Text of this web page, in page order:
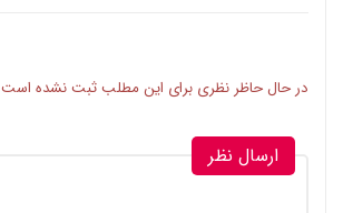
در حال حاظر نظری برای این مطلب ثبت نشده است
ارسال نظر